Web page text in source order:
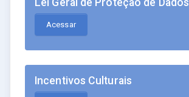
Acessar
Incentivos Culturais